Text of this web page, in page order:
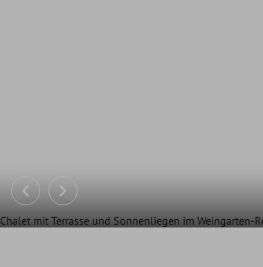
Chalet mit Terrasse und Sonnenliegen im Weingarten-